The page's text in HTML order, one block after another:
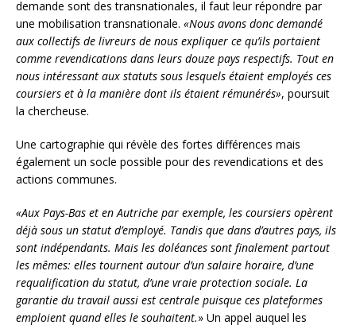
demande sont des transnationales, il faut leur répondre par
une mobilisation transnationale. «Nous avons donc demandé
aux collectifs de livreurs de nous expliquer ce qu’ils portaient
comme revendications dans leurs douze pays respectifs. Tout en
nous intéressant aux statuts sous lesquels étaient employés ces
coursiers et à la manière dont ils étaient rémunérés», poursuit
la chercheuse.
Une cartographie qui révèle des fortes différences mais
également un socle possible pour des revendications et des
actions communes.
«Aux Pays-Bas et en Autriche par exemple, les coursiers opèrent
déjà sous un statut d’employé. Tandis que dans d’autres pays, ils
sont indépendants. Mais les doléances sont finalement partout
les mêmes: elles tournent autour d’un salaire horaire, d’une
requalification du statut, d’une vraie protection sociale. La
garantie du travail aussi est centrale puisque ces plateformes
emploient quand elles le souhaitent.» Un appel auquel les